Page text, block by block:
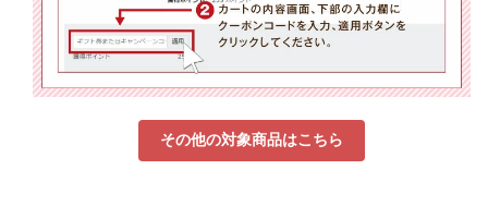
その他の対象商品はこちら